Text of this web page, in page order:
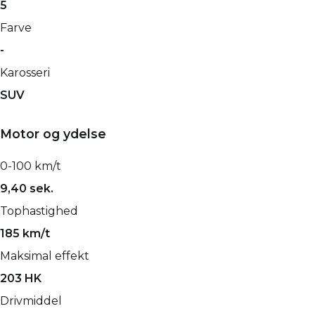
5
Farve
-
Karosseri
SUV
Motor og ydelse
0-100 km/t
9,40 sek.
Tophastighed
185 km/t
Maksimal effekt
203 HK
Drivmiddel